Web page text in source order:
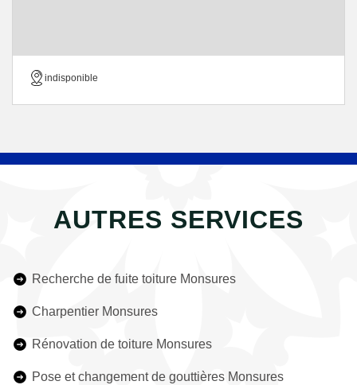
indisponible
AUTRES SERVICES
Recherche de fuite toiture Monsures
Charpentier Monsures
Rénovation de toiture Monsures
Pose et changement de gouttières Monsures